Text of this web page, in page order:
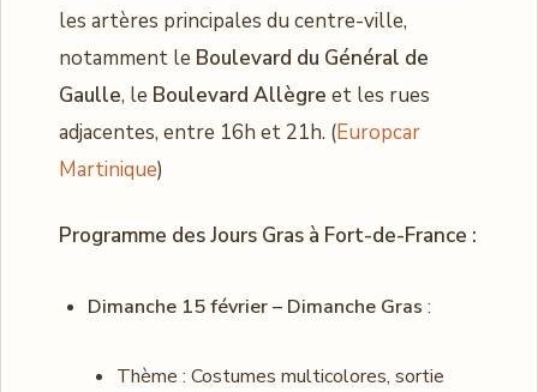
les artères principales du centre-ville,
notamment le Boulevard du Général de
Gaulle, le Boulevard Allègre et les rues
adjacentes, entre 16h et 21h. (Europcar
Martinique)
Programme des Jours Gras à Fort-de-France :
Dimanche 15 février – Dimanche Gras :
Thème : Costumes multicolores, sortie